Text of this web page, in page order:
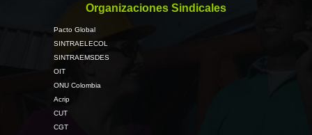
Organizaciones Sindicales
Pacto Global
SINTRAELECOL
SINTRAEMSDES
OIT
ONU Colombia
Acrip
CUT
CGT